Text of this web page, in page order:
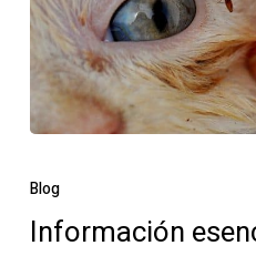
esencial
prevenir
Blog
Información